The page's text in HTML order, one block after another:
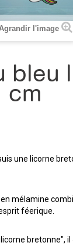
l'image
bleu
cm
une licorne
mélamine
féerique.
bretonne",